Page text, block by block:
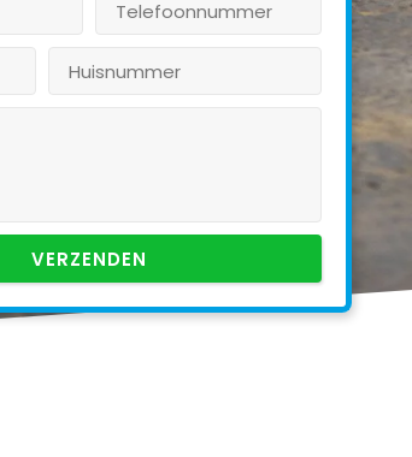
VERZENDEN